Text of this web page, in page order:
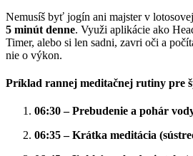
Nemusíš byť jogín ani majster v
5 minút denne. Využi aplikácie ako
Timer, alebo si len sadni, zavri oči a
nie o výkon.
Príklad rannej meditačnej rutiny pre
06:30 – Prebudenie a pohár
06:35 – Krátka meditácia